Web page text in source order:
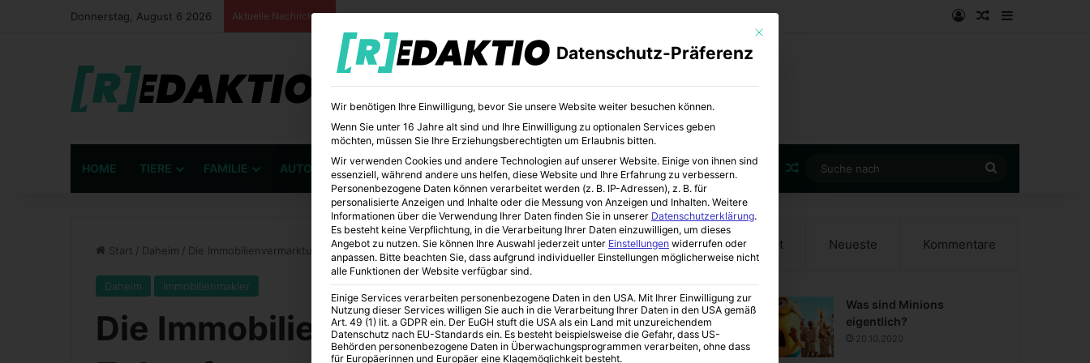
Donnerstag, August 6 2026 Aktuelle Nachrichten AnmeldenZufälliger
HOME TIERE FAMILIE AUTO BÜCHER BILDUNG KUNST Zufälliger Artikel
nach
Start / Daheim / Die Immobilienvermarktung der Zukunft
Daheim Immobilienmakler
Die Immobilienvermarktung der
Beliebt Neueste Kommentare
Was sind Minions
eigentlich?
20.10.2020
Mit diesem Button wird der Dialog geschlossen. Seine Funktionalität ist
Datenschutz-Präferenz
Wir benötigen Ihre Einwilligung, bevor Sie unsere Website weiter besuchen können.
Wenn Sie unter 16 Jahre alt sind und Ihre Einwilligung zu optionalen Services geben
möchten, müssen Sie Ihre Erziehungsberechtigten um Erlaubnis bitten.
Wir verwenden Cookies und andere Technologien auf unserer Website. Einige von ihnen sind
essenziell, während andere uns helfen, diese Website und Ihre Erfahrung zu verbessern.
Personenbezogene Daten können verarbeitet werden (z. B. IP-Adressen), z. B. für
personalisierte Anzeigen und Inhalte oder die Messung von Anzeigen und Inhalten. Weitere
Informationen über die Verwendung Ihrer Daten finden Sie in unserer Datenschutzerklärung.
Es besteht keine Verpflichtung, in die Verarbeitung Ihrer Daten einzuwilligen, um dieses
Angebot zu nutzen. Sie können Ihre Auswahl jederzeit unter Einstellungen widerrufen oder
anpassen. Bitte beachten Sie, dass aufgrund individueller Einstellungen möglicherweise nicht
alle Funktionen der Website verfügbar sind.
Einige Services verarbeiten personenbezogene Daten in den USA. Mit Ihrer Einwilligung zur
Nutzung dieser Services willigen Sie auch in die Verarbeitung Ihrer Daten in den USA gemäß
Art. 49 (1) lit. a GDPR ein. Der EuGH stuft die USA als ein Land mit unzureichendem
Datenschutz nach EU-Standards ein. Es besteht beispielsweise die Gefahr, dass US-
Behörden personenbezogene Daten in Überwachungsprogrammen verarbeiten, ohne dass
für Europäerinnen und Europäer eine Klagemöglichkeit besteht.